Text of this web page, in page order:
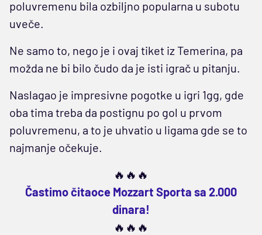
poluvremenu bila ozbiljno popularna u subotu
uveče.
Ne samo to, nego je i ovaj tiket iz Temerina, pa
možda ne bi bilo čudo da je isti igrač u pitanju.
Naslagao je impresivne pogotke u igri 1gg, gde
oba tima treba da postignu po gol u prvom
poluvremenu, a to je uhvatio u ligama gde se to
najmanje očekuje.
🔥🔥🔥
Častimo čitaoce Mozzart Sporta sa 2.000
dinara!
🔥🔥🔥